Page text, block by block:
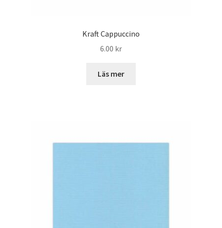
Kraft Cappuccino
6.00 kr
Läs mer